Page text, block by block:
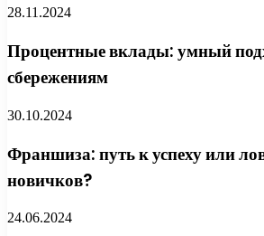
28.11.2024
Процентные вклады: умный
сбережениям
30.10.2024
Франшиза: путь к успеху или
новичков?
24.06.2024